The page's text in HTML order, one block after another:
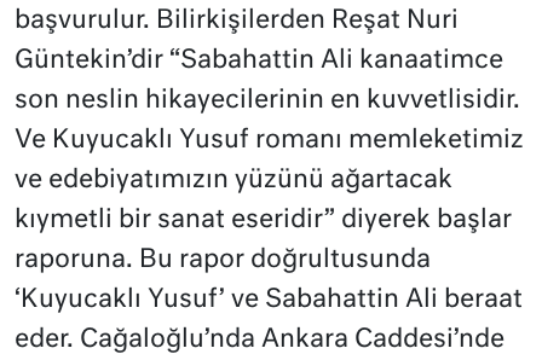
başvurulur. Bilirkişilerden Reşat Nuri
Güntekin’dir “Sabahattin Ali kanaatimce
son neslin hikayecilerinin en kuvvetlisidir.
Ve Kuyucaklı Yusuf romanı memleketimiz
ve edebiyatımızın yüzünü ağartacak
kıymetli bir sanat eseridir” diyerek başlar
raporuna. Bu rapor doğrultusunda
‘Kuyucaklı Yusuf’ ve Sabahattin Ali beraat
eder. Cağaloğlu’nda Ankara Caddesi’nde